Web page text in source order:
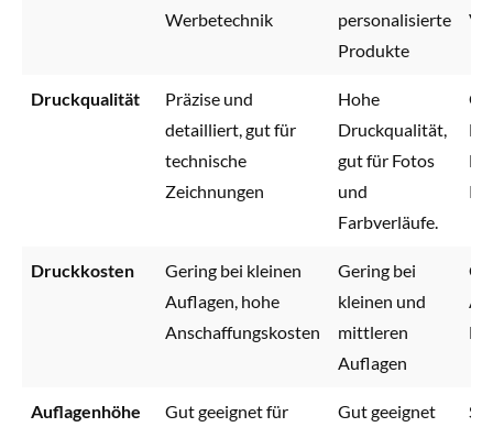
Werbetechnik
personalisierte
Produkte
Druckqualität
Präzise und
detailliert, gut für
technische
Zeichnungen
Hohe
Druckqualität,
gut für Fotos
und
Farbverläufe.
Druckkosten
Gering bei kleinen
Auflagen, hohe
Anschaffungskosten
Gering bei
kleinen und
mittleren
Auflagen
Auflagenhöhe
Gut geeignet für
Gut geeignet